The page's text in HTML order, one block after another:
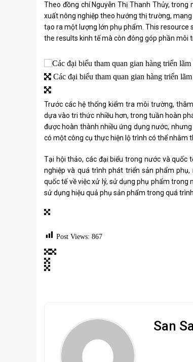
Theo đồng chí Nguyễn Thị Thanh Thủy,
xuất nông nghiệp theo hướng thị trường,
tạo ra một lượng lớn phụ phẩm. This
the results kinh tế mà còn đóng góp phần môi
Các đại biểu tham quan gian hàng triển
Trước các hệ thống kiểm tra môi trường,
dựa vào tri thức nhiều hơn, trong tuần hoàn
được hoàn thành nhiều ứng dụng nước,
có một công cụ thực hiện lộ trình có thể nhằm
Tại hội thảo, các đại biểu trong nước và quốc
nghiệp và quá trình phát triển sản phẩm
quốc tế về việc xử lý, sử dụng phụ phẩm trong
sử dụng hiệu quả phụ sản phẩm trong quá
Post Views: 867
San